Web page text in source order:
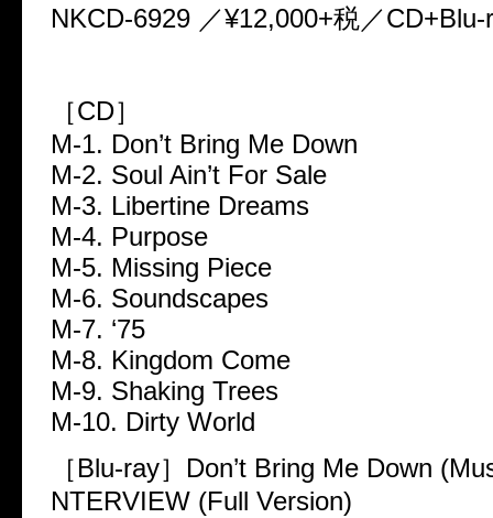
NKCD-6929 ／¥12,000+税／
［CD］
M-1. Don’t Bring Me Down
M-2. Soul Ain’t For Sale
M-3. Libertine Dreams
M-4. Purpose
M-5. Missing Piece
M-6. Soundscapes
M-7. ‘75
M-8. Kingdom Come
M-9. Shaking Trees
M-10. Dirty World
［Blu-ray］Don’t Bring Me Down
NTERVIEW (Full Version)